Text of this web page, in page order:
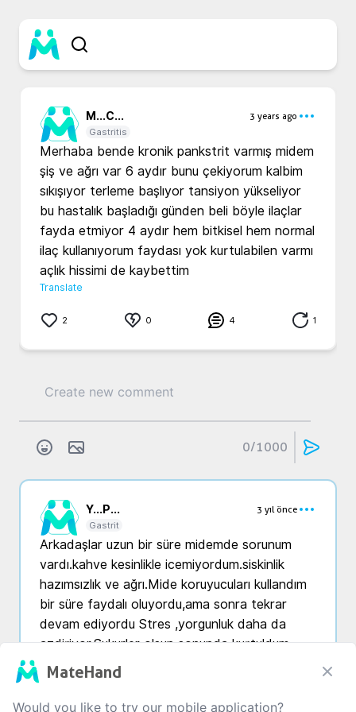
M...C...
3 years ago
Gastritis
Merhaba bende kronik pankstrit varmış midem
şiş ve ağrı var 6 aydır bunu çekiyorum kalbim
sıkışıyor terleme başlıyor tansiyon yükseliyor
bu hastalık başladığı günden beli böyle ilaçlar
fayda etmiyor 4 aydır hem bitkisel hem normal
ilaç kullanıyorum faydası yok kurtulabilen varmı
açlık hissimi de kaybettim
Translate
2 0 4 1
0/1000
Y...P...
3 yıl önce
Gastrit
Arkadaşlar uzun bir süre midemde sorunum
vardı.kahve kesinlikle icemiyordum.siskinlik
hazımsızlık ve ağrı.Mide koruyucuları kullandım
bir süre faydalı oluyordu,ama sonra tekrar
devam ediyordu Stres ,yorgunluk daha da
azdiriyor.Şukurler olsun sonunda kurtuldum
ama tedbiren gazlı içeceklerden uzak
ağrıtıyor. Parasetamol içeren ağrı kesicileri
MateHand
Would you like to try our mobile application?